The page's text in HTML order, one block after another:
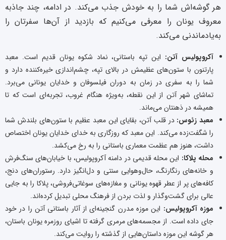
هر گوشه‌اش شما را به خودش جذب می‌کند. در ادامه، چند جاذبه
معروف یونان را معرفی می‌کنیم که بازدید از آن‌ها سفرتان را
به‌یادماندنی می‌کند.
آکروپولیس آتن: این تپه باستانی، نماد شکوه یونان قدیم است. معبد
پارتنون با ستون‌های عظیمش در بالای تپه، چشم‌اندازی خیره‌کننده دارد و
شما را به سفری در زمان به دوران فیلسوفان و خدایان یونانی می‌برد.
تماشای شهر آتن از این نقطه، به‌ویژه هنگام غروب، تجربه‌ای است که تا
همیشه در ذهنتان می‌ماند.
معبد زئوس:در قلب آتن، بقایای این معبد عظیم با ستون‌های بلندش شما
را شگفت‌زده می‌کند. این معبد که روزگاری به خدای خدایان یونان اختصاص
داشت، هنوز هم عظمت معماری باستانی را به رخ می‌کشد.
محله پلاکا: این محله قدیمی در دامنه آکروپولیس، با خیابان‌های سنگ‌فرش
و خانه‌های رنگارنگ، حال‌وهوایی سنتی و دل‌انگیز دارد. رستوران‌های دنج،
کافه‌های پر از عطر قهوه یونانی و مغازه‌های سوغاتی‌فروشی، پلاکا را به جایی
عالی برای گشت‌وگذار و لذت بردن از فرهنگ محلی تبدیل کرده‌اند.
موزه آکروپولیس: این موزه مدرن گنجینه‌ای از آثار باستانی آتن را در خود
جای داده است. از مجسمه‌های مرمری گرفته تا اشیای روزمره یونان باستان،
هر گوشه این موزه داستان‌هایی از گذشته را روایت می‌کند.